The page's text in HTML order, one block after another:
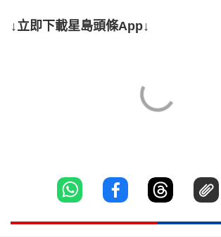
↓立即下載星島頭條App↓